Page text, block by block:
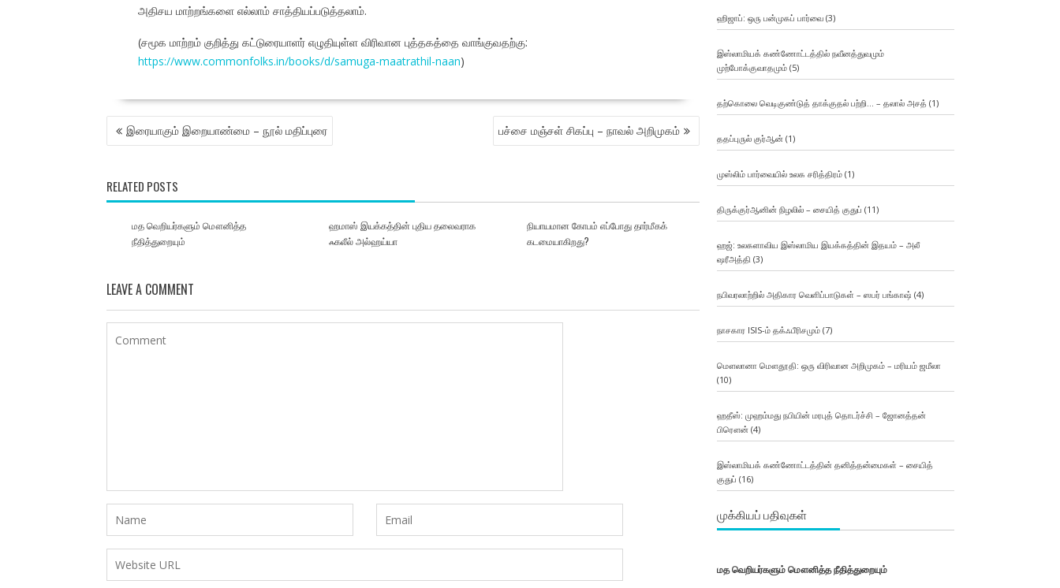
அதிசய மாற்றங்களை எல்லாம் சாத்தியப்படுத்தலாம்.
(சமூக மாற்றம் குறித்து கட்டுரையாளர் எழுதியுள்ள விரிவான புத்தகத்தை வாங்குவதற்கு:
https://www.commonfolks.in/books/d/samuga-maatrathil-naan)
POST
NAVIGATION
இரையாகும் இறையாண்மை – நூல் மதிப்புரை பச்சை மஞ்சள் சிகப்பு – நாவல் அறிமுகம்
RELATED POSTS
மத வெறியர்களும் மௌனித்த
நீதித்துறையும்
ஹமாஸ் இயக்கத்தின் புதிய தலைவராக
ஃகலீல் அல்ஹய்யா
நியாயமான கோபம் எப்போது தார்மீகக்
கடமையாகிறது?
LEAVE A COMMENT
ஹிஜாப்: ஒரு பன்முகப் பார்வை(3)
இஸ்லாமியக் கண்ணோட்டத்தில் நவீனத்துவமும்
முற்போக்குவாதமும்(5)
தற்கொலை வெடிகுண்டுத் தாக்குதல் பற்றி… – தலால் அசத் (1)
ததப்புருல் குர்ஆன் (1)
முஸ்லிம் பார்வையில் உலக சரித்திரம்(1)
திருக்குர்ஆனின் நிழலில் – சையித் குதுப் (11)
ஹஜ்: உலகளாவிய இஸ்லாமிய இயக்கத்தின் இதயம் – அலீ
ஷரீஅத்தி (3)
நபிவரலாற்றில் அதிகார வெளிப்பாடுகள் – ஸபர் பங்காஷ் (4)
நாசகார ISIS-ம் தக்ஃபீரிசமும்(7)
மௌலானா மௌதூதி: ஒரு விரிவான அறிமுகம் – மரியம் ஜமீலா
(10)
ஹதீஸ்: முஹம்மது நபியின் மரபுத் தொடர்ச்சி – ஜோனத்தன்
பிரௌன் (4)
இஸ்லாமியக் கண்ணோட்டத்தின் தனித்தன்மைகள் – சையித்
குதுப் (16)
முக்கியப் பதிவுகள்
மத வெறியர்களும் மௌனித்த நீதித்துறையும்